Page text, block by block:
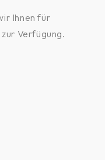
Ihnen für
Verfügung.